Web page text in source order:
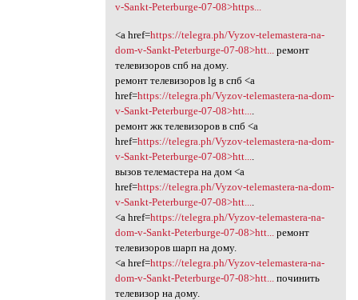
v-Sankt-Peterburge-07-08>https...
<a href=https://telegra.ph/Vyzov-telemastera-na-
dom-v-Sankt-Peterburge-07-08>htt...
ремонт
телевизоров спб на дому.
ремонт телевизоров lg в спб <a
href=https://telegra.ph/Vyzov-telemastera-na-dom-
v-Sankt-Peterburge-07-08>htt...
ремонт жк телевизоров в спб <a
href=https://telegra.ph/Vyzov-telemastera-na-dom-
v-Sankt-Peterburge-07-08>htt...
вызов телемастера на дом <a
href=https://telegra.ph/Vyzov-telemastera-na-dom-
v-Sankt-Peterburge-07-08>htt...
<a href=https://telegra.ph/Vyzov-telemastera-na-
dom-v-Sankt-Peterburge-07-08>htt...
ремонт
телевизоров шарп на дому.
<a href=https://telegra.ph/Vyzov-telemastera-na-
dom-v-Sankt-Peterburge-07-08>htt...
починить
телевизор на дому.